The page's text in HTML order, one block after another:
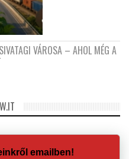
VÁROSA – AHOL MÉG A
emailben!